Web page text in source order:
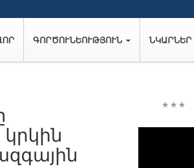
ԳՈՐԾՈՒՆԵՈՒԹՅՈՒՆ ՆԿԱՐՆԵՐ